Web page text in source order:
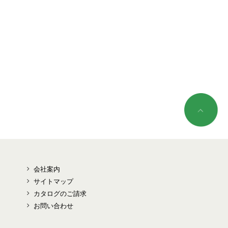
会社案内
サイトマップ
カタログのご請求
お問い合わせ